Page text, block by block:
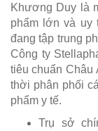
Khương Duy là
phẩm lớn và uy
đang tập trung
Công ty
tiêu chuẩn Châu
thời phân phối
phẩm y tế.
Trụ sở